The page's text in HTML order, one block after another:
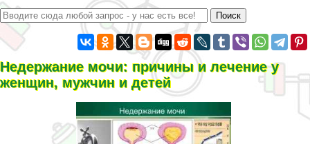
Недержание мочи: причины и лечение у
женщин, мужчин и детей